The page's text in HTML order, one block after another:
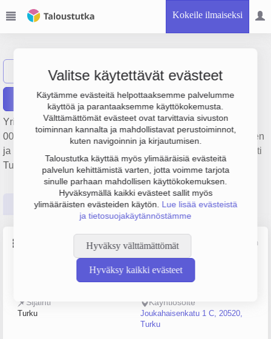
Kokeile ilmaiseksi
Valitse käytettävät evästeet
Käytämme evästeitä helpottaaksemme palvelumme
käyttöä ja parantaaksemme käyttökokemusta.
Välttämättömät evästeet ovat tarvittavia sivuston
toiminnan kannalta ja mahdollistavat perustoiminnot,
kuten navigoinnin ja kirjautumisen.
Taloustutka käyttää myös ylimääräisiä evästeitä
palvelun kehittämistä varten, jotta voimme tarjota
sinulle parhaan mahdollisen käyttökokemuksen.
Hyväksymällä kaikki evästeet sallit myös
ylimääräisten evästeiden käytön. Lue lisää evästeistä
ja tietosuojakäytännöstämme
Hyväksy välttämättömät
Hyväksy kaikki evästeet
Näytä haku Beiersdorf Oy
Raportit
Yrityksen Beiersdorf Oy liikevaihto on 21.4 milj. €, tulos 869
000 € ja henkilöstömäärä 15. Sen päätoimiala on Hajuvesien
ja kosmetiikan tukkukauppa, perustamisvuosi 1978 ja sijainti
Turku. Yrityksen yhtiömuoto Osakeyhtiö (OY).
Perustiedot Tilinpäätösluvut Päättäjätiedot
Lähde: YTJ, PRH, Traficom
Henkilöstömäärä
10–19
Sijainti
Turku
Käyntiosoite
Joukahaisenkatu 1 C, 20520,
Turku